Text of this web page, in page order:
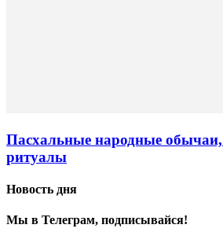
Пасхальные народные
ритуалы
Новость дня
Мы в Телеграм, подписывайся!